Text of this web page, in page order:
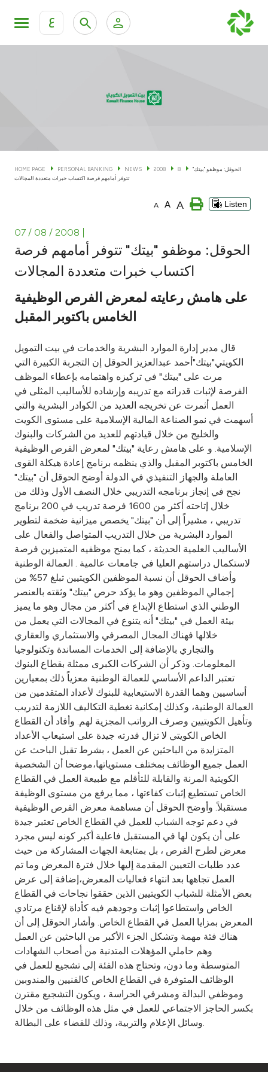
ع
KFH Online Corporate Banking Services
Cards
Banking Tiers
Investment
Tools & Services
After Sales Services
Contact us
Branch & ATM locator
Germany
Malaysia
Turkey
Egypt
UK
Kingdom of Bahrain
HOME PAGE PERSONAL BANKING NEWS 2008 8
الحوقل: موظفو "بيتك"
تتوفر أمامهم فرصة اكتساب خبرات متعددة المجالات
A A A Listen
07 / 08 / 2008
الحوقل: موظفو "بيتك" تتوفر أمامهم فرصة
اكتساب خبرات متعددة المجالات
على هامش رعايته لمعرض الفرص الوظيفية
الخامس باكتوبر المقبل
قال مدير إدارة الموارد البشرية والخدمات في بيت التمويل
الكويتي"بيتك"أحمد عبدالعزيز الحوقل إن التجربة الكبيرة التي
مرت على "بيتك" في تركيزه واهتمامه بإعطاء الموظف
الفرصة لإثبات قدراته مع تدريبه وإرشاده للأساليب المثلى في
العمل أثمرت عن تخريجه العديد من الكوادر البشرية والتي
أسهمت في نمو الصناعة المالية الإسلامية على مستوى الكويت
والخليج من خلال قيادتهم للعديد من الشركات والبنوك
الإسلامية. و على هامش رعاية "بيتك" لمعرض الفرص الوظيفية
الخامس باكتوبر المقبل والذي ينظمه برنامج إعادة هيكلة القوى
العاملة والجهاز التنفيذي في الدولة أوضح الحوقل أن "بيتك"
نجح في إنجاز برنامجه التدريبي خلال النصف الأول وذلك من
خلال إتاحته أكثر من 1600 فرصة تدريب في 200 برنامج
تدريبي ، مشيراً إلى أن "بيتك" يخصص ميزانية ضخمة لتطوير
الموارد البشرية من خلال التدريب المتواصل والفعال على
الأساليب العلمية الحديثة ، كما يمنح موظفيه المتميزين فرصة
لاستكمال دراستهم العليا في جامعات عالمية . العمالة الوطنية
وأضاف الحوقل أن نسبة الموظفين الكويتيين تبلغ 57% من
إجمالي الموظفين وهو ما يؤكد حرص "بيتك" وثقته بالعنصر
الوطني الذي استطاع الإبداع في أكثر من مجال وهو ما يميز
بيئة العمل في "بيتك" أنه يتنوع في المجالات التي يعمل من
خلالها فهناك المجال المصرفي والاستثماري والعقاري
والتجاري بالإضافة إلى الخدمات المساندة وتكنولوجيا
المعلومات. وذكر أن الشركات الكبرى ممثلة بقطاع البنوك
تعتبر الداعم الأساسي للعمالة الوطنية معزياً ذلك بمعيارين
أساسيين وهما القدرة الاستيعابية للبنوك لأعداد المتقدمين من
العمالة الوطنية، وكذلك إمكانية تغطية التكاليف اللازمة لتدريب
وتأهيل الكويتيين وصرف الرواتب المجزية لهم. وأفاد أن القطاع
الخاص الكويتي لا تزال قدرته جيدة على استيعاب الأعداد
المتزايدة من الباحثين عن العمل ، بشرط تقبل الباحث عن
العمل جميع الوظائف بمختلف مستوياتها،موضحا أن الشخصية
الكويتية المرنة والقابلة للتأقلم مع طبيعة العمل في القطاع
الخاص تستطيع إثبات كفاءتها ، مما يرفع من مستوى الوظيفة
مستقبلاً. وأوضح الحوقل أن مساهمة معرض الفرص الوظيفية
في دعم توجه الشباب للعمل في القطاع الخاص تعتبر جيدة
على أن يكون لها في المستقبل فاعلية أكبر كونه ليس مجرد
معرض لطرح الفرص ، بل بمتابعة الجهات المشاركة من حيث
عدد طلبات التعيين المقدمة إليها خلال فترة المعرض وما تم
العمل تجاهها بعد انتهاء فعاليات المعرض،إضافة إلى عرض
بعض الأمثلة للشباب الكويتيين الذين حققوا نجاحات في القطاع
الخاص واستطاعوا إثبات وجودهم فيه كأداة لإقناع مرتادي
المعرض بمزايا العمل في القطاع الخاص. وأشار الحوقل إلى أن
هناك فئة مهمة وتشكل الجزء الأكبر من الباحثين عن العمل
وهم حاملي المؤهلات المتدنية من أصحاب الشهادات
المتوسطة وما دون، وتحتاج هذه الفئة إلى تشجيع للعمل في
الوظائف المتوفرة في القطاع الخاص كالفنيين والمندوبين
وموظفي البدالة ومشرفي الحراسة ، ويكون التشجيع مقترن
بكسر الحاجز الاجتماعي للعمل في مثل هذه الوظائف من خلال
وسائل الإعلام والتربية، وذلك للقضاء على البطالة.